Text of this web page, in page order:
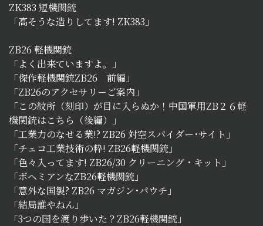
ZK383 短機関銃
「高そうな造りしてます! ZK383」
ZB26 軽機関銃
「よく出来ていますよ。」
「傑作軽機関銃ZB26 前編」
「ZB26のアクセサリーご案内」
「この紋所（刻印）が目に入らぬか！中国軍用ZB２６軽
機関銃はこちら（後編）」
「工業力のなせる業!? ZB26 対空スパイダー･サイト」
「チェコ工業技術の粋! ZB26軽機関銃」
「色々入ってます! ZB26/30 クリーニング・キット」
「ボヘミアンなZB26軽機関銃」
「意外な国製? ZB26 マガジン･パウチ」
「結局誰やねん」
「3つの国を渡り歩いた？ZB26軽機関銃」